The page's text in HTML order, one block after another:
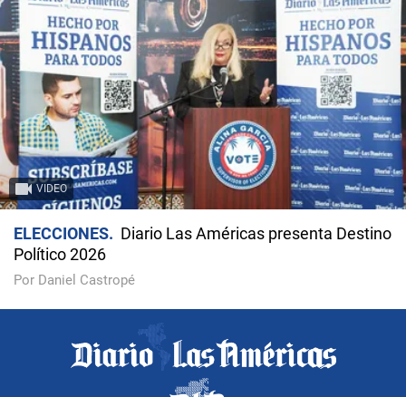
VIDEO
ELECCIONES
Diario Las Américas presenta Destino
Político 2026
Por Daniel Castropé